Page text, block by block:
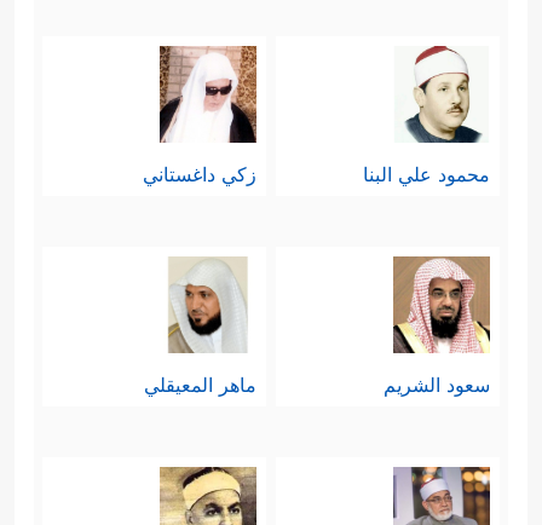
محمود علي البنا زكي داغستاني
سعود الشريم ماهر المعيقلي